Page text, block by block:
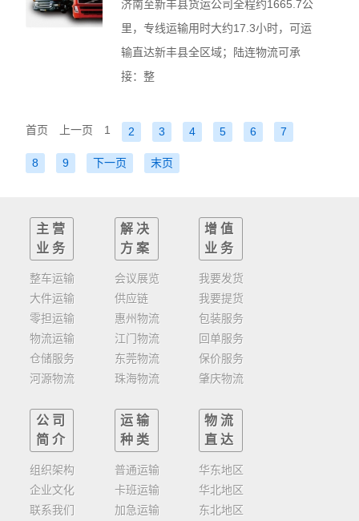
济南至新丰县货运公司全程约1665.7公
里，专线运输用时大约17.3小时，可运
输直达新丰县全区域；陆连物流可承
接：整
首页 上一页 1 2 3 4 5 6 7
8 9 下一页 末页
主营
业务
整车运输
大件运输
零担运输
物流运输
仓储服务
河源物流
解决
方案
会议展览
供应链
惠州物流
江门物流
东莞物流
珠海物流
增值
业务
我要发货
我要提货
包装服务
回单服务
保价服务
肇庆物流
公司
简介
组织架构
企业文化
联系我们
运输
种类
普通运输
卡班运输
加急运输
物流
直达
华东地区
华北地区
东北地区